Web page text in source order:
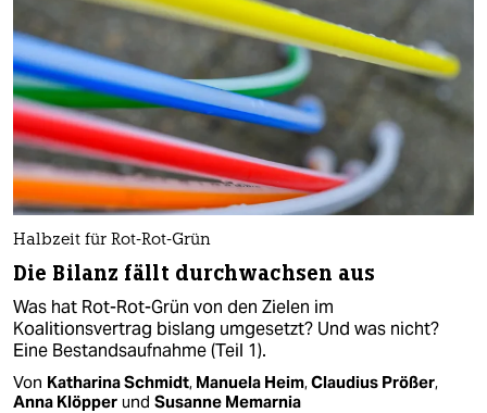
Halbzeit für Rot-Rot-Grün
Die Bilanz fällt durchwachsen aus
Was hat Rot-Rot-Grün von den Zielen im
Koalitionsvertrag bislang umgesetzt? Und was nicht?
Eine Bestandsaufnahme (Teil 1).
Von Katharina Schmidt, Manuela Heim,Claudius Prößer,
Anna Klöpper und Susanne Memarnia